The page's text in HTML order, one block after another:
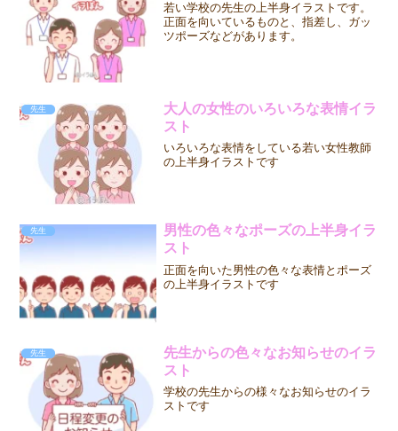
若い学校の先生の上半身イラストです。
正面を向いているものと、指差し、ガッ
ツポーズなどがあります。
先生
大人の女性のいろいろな表情イラ
スト
いろいろな表情をしている若い女性教師
の上半身イラストです
先生
男性の色々なポーズの上半身イラ
スト
正面を向いた男性の色々な表情とポーズ
の上半身イラストです
先生
先生からの色々なお知らせのイラ
スト
学校の先生からの様々なお知らせのイラ
ストです